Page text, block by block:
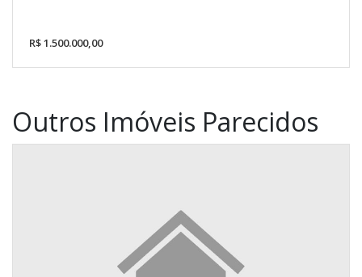
R$ 1.500.000,00
Outros Imóveis Parecidos